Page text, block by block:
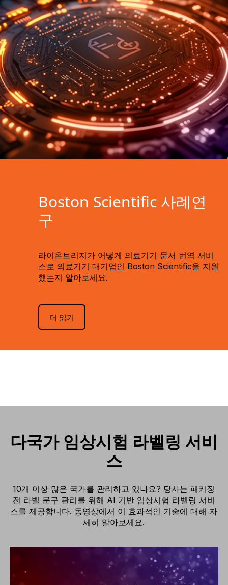
Boston Scientific 사례연
구
라이온브리지가 어떻게 의료기기 문서 번역 서비
스로 의료기기 대기업인 Boston Scientific을 지원
했는지 알아보세요.
더 읽기
다국가 임상시험 라벨링 서비
스
10개 이상 많은 국가를 관리하고 있나요? 당사는 패키징
전 라벨 문구 관리를 위해 AI 기반 임상시험 라벨링 서비
스를 제공합니다. 동영상에서 이 효과적인 기술에 대해 자
세히 알아보세요.